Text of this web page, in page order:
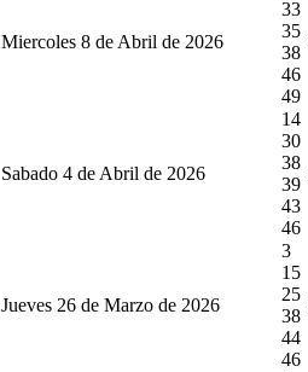
Miercoles 8 de Abril de 2026
33
35
38
46
49
Sabado 4 de Abril de 2026
14
30
38
39
43
46
Jueves 26 de Marzo de 2026
3
15
25
38
44
46